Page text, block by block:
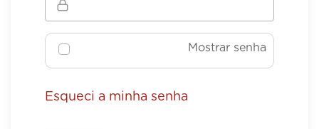
Mostrar senha
Esqueci a minha senha